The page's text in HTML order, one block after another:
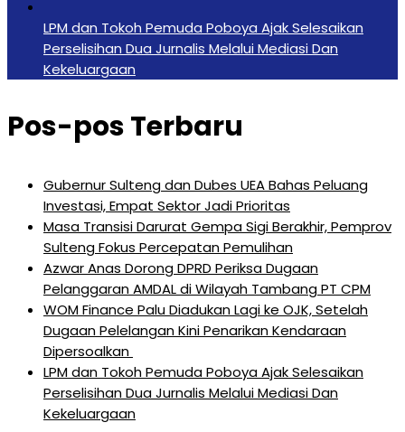
LPM dan Tokoh Pemuda Poboya Ajak Selesaikan
Perselisihan Dua Jurnalis Melalui Mediasi Dan
Kekeluargaan
Pos-pos Terbaru
Gubernur Sulteng dan Dubes UEA Bahas Peluang
Investasi, Empat Sektor Jadi Prioritas
Masa Transisi Darurat Gempa Sigi Berakhir, Pemprov
Sulteng Fokus Percepatan Pemulihan
Azwar Anas Dorong DPRD Periksa Dugaan
Pelanggaran AMDAL di Wilayah Tambang PT CPM
‎WOM Finance Palu Diadukan Lagi ke OJK, Setelah
Dugaan Pelelangan Kini Penarikan Kendaraan
Dipersoalkan ‎
LPM dan Tokoh Pemuda Poboya Ajak Selesaikan
Perselisihan Dua Jurnalis Melalui Mediasi Dan
Kekeluargaan